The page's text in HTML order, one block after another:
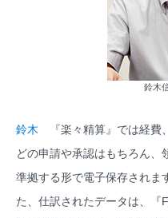
鈴木
鈴木 『楽々精算』では経費
どの申請や承認はもちろん、
準拠する形で電子保存されま
た、仕訳されたデータは、『